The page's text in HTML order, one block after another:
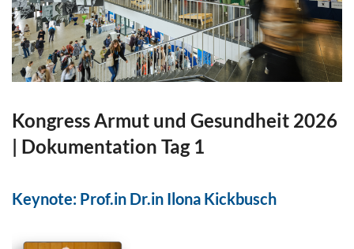
Kongress Armut und Gesundheit 2026
| Dokumentation Tag 1
Keynote: Prof.in Dr.in Ilona Kickbusch